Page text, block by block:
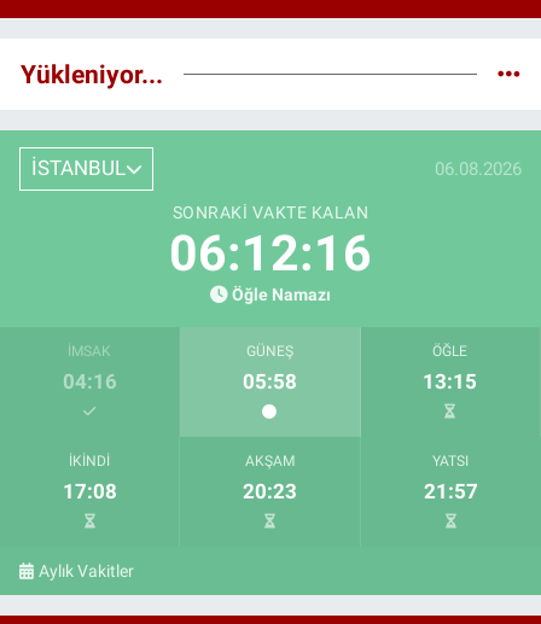
Yükleniyor...
İSTANBUL 06.08.2026
SONRAKI VAKTE KALAN
06:12:15
Öğle Namazı
İMSAK
04:16
GÜNEŞ
05:58
ÖĞLE
13:15
İKINDI
17:08
AKŞAM
20:23
YATSI
21:57
Aylık Vakitler